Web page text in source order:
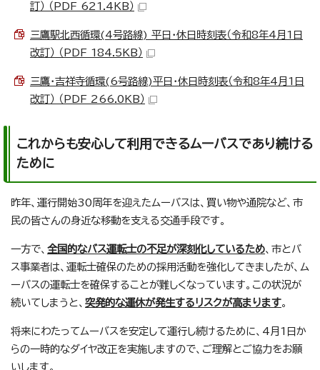
訂） （PDF 621.4KB）
三鷹駅北西循環(4号路線) 平日・休日時刻表（令和8年4月1日
改訂） （PDF 184.5KB）
三鷹・吉祥寺循環(6号路線)平日・休日時刻表（令和8年4月1日
改訂） （PDF 266.0KB）
これからも安心して利用できるムーバスであり続ける
ために
昨年、運行開始30周年を迎えたムーバスは、買い物や通院など、市
民の皆さんの身近な移動を支える交通手段です。
一方で、 全国的なバス運転士の不足が深刻化しているため、市とバ
ス事業者は、運転士確保のための採用活動を強化してきましたが、ム
ーバスの運転士を確保することが難しくなっています。この状況が
続いてしまうと、 突発的な運休が発生するリスクが高まります。
将来にわたってムーバスを安定して運行し続けるために、4月1日か
らの一時的なダイヤ改正を実施しますので、ご理解とご協力をお願
いします。